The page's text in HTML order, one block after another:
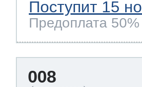
Поступит 15
Предоплата 50%
008